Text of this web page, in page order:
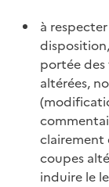
à
portée des
altérées,
clairement
coupes
induire le